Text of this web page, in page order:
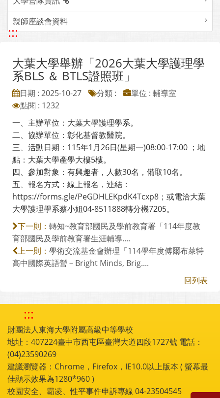
親師座談會資料
:::
大葉大學舉辦「2026大葉大學護理學
系BLS ＆ BTLS證照班」
日期 : 2025-10-27 分類 :
單位 : 輔導室
點閱 : 1232
一、主辦單位：大葉大學護理學系。
二、協辦單位：彰化基督教醫院。
三、活動日期：115年1月26日(星期一)08:00-17:00 ；地
點：大葉大學產學大樓5樓。
四、參加對象：有興趣者，人數30名，備取10名。
五、報名方式：線上報名，連結：
https://forms.gle/PeGDHLEKpdK4Tcxp8；或電洽大葉
大學護理學系蔡小姐04-8511888轉分機7205。
下一則： 轉知~教育部國民及學前教育署「114年度教
育部國民及學前教育署生涯輔導....
上一則： 學術交流基金會辦理「114學年度傅爾布萊特
高中國際英語營－Bright Minds, Brig....
回列表
:::
財團法人東海大學附屬高級中等學校
地址：407224臺中市西屯區臺灣大道四段1727號 電話：
(04)23590269
建議瀏覽器：Chrome，Firefox，IE10.0以上版本 ( 螢幕最
佳顯示效果為1280*960 )
校園安全、霸凌、性平事件申訴專線 04-23504545